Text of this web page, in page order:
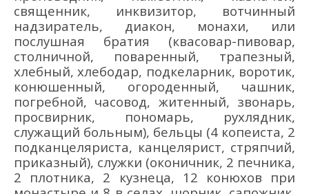
священник, инквизитор, вотчинный
надзиратель, диакон, монахи, или
послушная братия (квасовар-пивовар,
столничной, поваренный, трапезный,
хлебный, хлебодар, подкеларник, воротик,
конюшенный, огороденный, чашник,
погребной, часовод, житенный, звонарь,
просвирник, пономарь, рухлядник,
служащий больным), бельцы (4 копеиста, 2
подканцеляриста, канцелярист, стряпчий,
приказный), служки (оконичник, 2 печника,
2 плотника, 2 кузнеца, 12 конюхов при